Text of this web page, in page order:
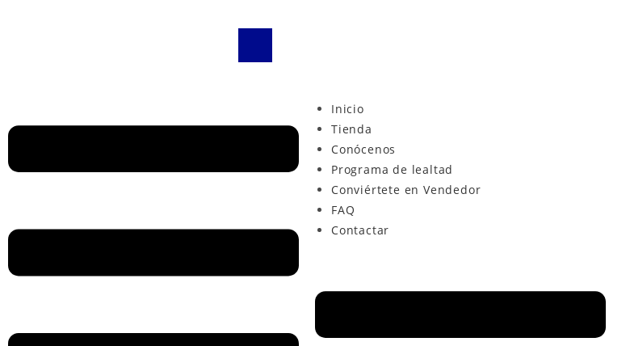
Inicio
Tienda
Conócenos
Programa de lealtad
Conviértete en Vendedor
FAQ
Contactar